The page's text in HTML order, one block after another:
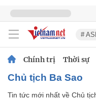
#
Chính trị Thời sự
Chủ tịch Ba Sao
Tin tức mới nhất về Chủ